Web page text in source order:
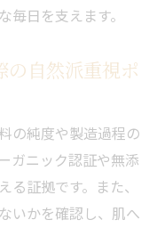
日を支えます。
の自然派重視ポ
の純度や製造過程の
ガニック認証や無添
証拠です。また、
いかを確認し、肌へ